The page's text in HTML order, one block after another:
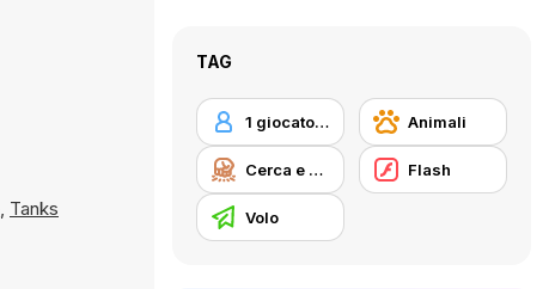
, Tanks
TAG
1 giocatore Animali
Cerca e distruggi Flash
Volo